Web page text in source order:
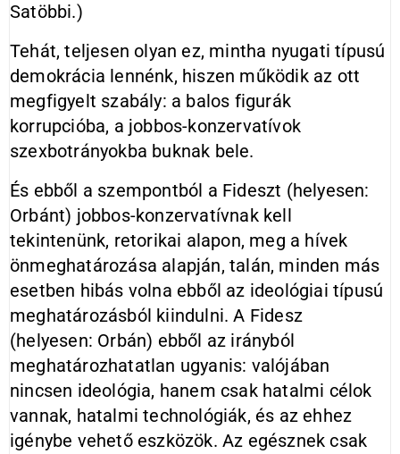
Satöbbi.)
Tehát, teljesen olyan ez, mintha nyugati típusú
demokrácia lennénk, hiszen működik az ott
megfigyelt szabály: a balos figurák
korrupcióba, a jobbos-konzervatívok
szexbotrányokba buknak bele.
És ebből a szempontból a Fideszt (helyesen:
Orbánt) jobbos-konzervatívnak kell
tekintenünk, retorikai alapon, meg a hívek
önmeghatározása alapján, talán, minden más
esetben hibás volna ebből az ideológiai típusú
meghatározásból kiindulni. A Fidesz
(helyesen: Orbán) ebből az irányból
meghatározhatatlan ugyanis: valójában
nincsen ideológia, hanem csak hatalmi célok
vannak, hatalmi technológiák, és az ehhez
igénybe vehető eszközök. Az egésznek csak